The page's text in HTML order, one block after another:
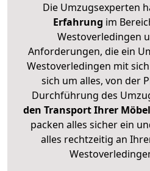
Die Umzugsexperten
Erfahrung im
Westoverledingen
Anforderungen, die ein
Westoverledingen mit
sich um alles, von der
Durchführung des
den Transport Ihrer
packen alles sicher ein
alles rechtzeitig an